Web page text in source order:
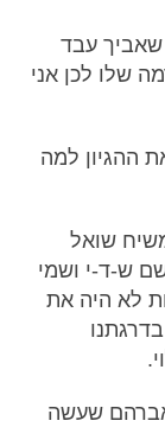
עבד
שלו לכן אני
ההגיון למה
שואל
ש-ד-י ושמי
לא היה את
אברהם שעשה